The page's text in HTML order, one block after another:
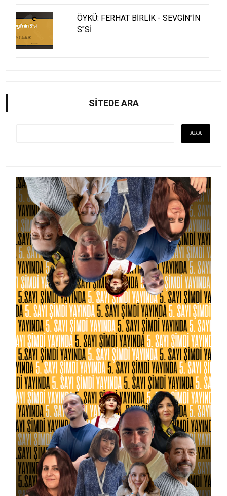
ÖYKÜ: FERHAT BİRLİK - SEVGİN"İN
S"Sİ
SİTEDE ARA